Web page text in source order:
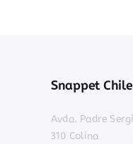
Snappet Chile
Avda. Padre
310 Colina